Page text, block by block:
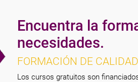
Encuentra la
necesidades.
FORMACIÓN DE
Los cursos gratuitos son